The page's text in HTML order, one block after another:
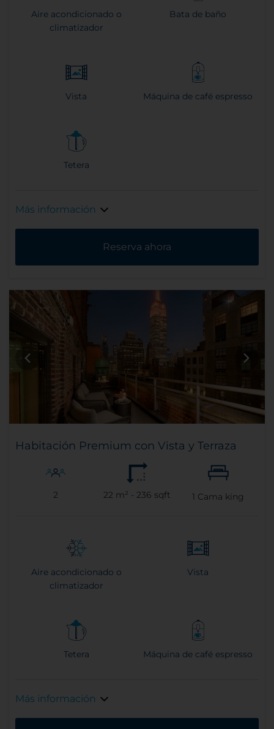
Aire acondicionado o
climatizador
Bata de baño
Vista Máquina de café espresso
Tetera
Más información
Reserva ahora
Habitación Premium con Vista y Terraza
2 22 m² - 236 sqft 1 Cama king
Aire acondicionado o
climatizador
Vista
Tetera Máquina de café espresso
Más información